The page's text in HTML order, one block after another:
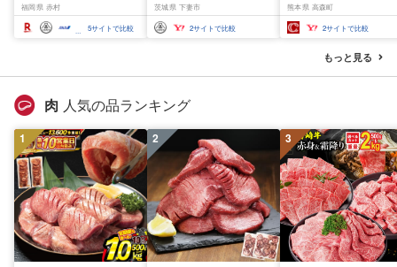
20kg [選べる品種・内容
量・出荷時期]複数原料
米 白米 精米 国産 限定
グ
福岡県 赤村
5サイトで比較
茨城県 下妻市
2サイトで比較
10kg(5kg×2袋)精米 お
米 米 5kg×2 10kg
熊本県 高森町
2サイトで比較
もっと見る
肉 人気の品ランキング
1 2 3